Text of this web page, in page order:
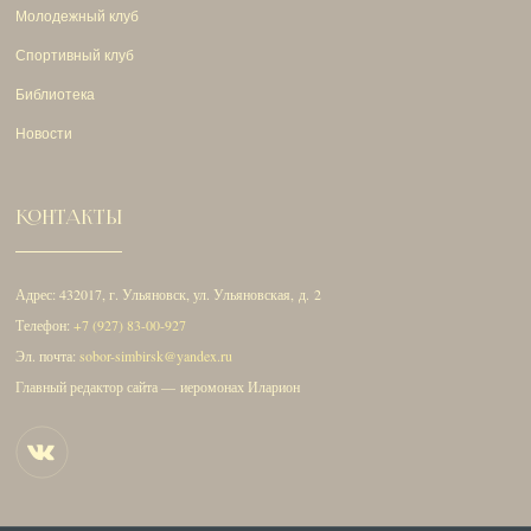
Молодежный клуб
Спортивный клуб
Библиотека
Новости
КОНТАКТЫ
Адрес: 432017, г. Ульяновск, ул. Ульяновская, д. 2
Телефон:+7 (927) 83-00-927
Эл. почта:sobor-simbirsk@yandex.ru
Главный редактор сайта — иеромонах Иларион